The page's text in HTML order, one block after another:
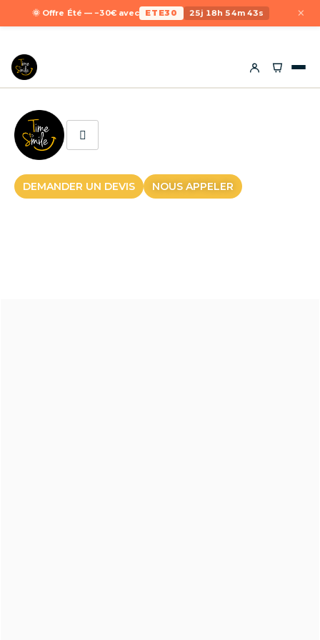
🌞 Offre Été — −30€ avec ETE30 25j 18h 54m 43s ×
DEMANDER UN DEVIS NOUS APPELER